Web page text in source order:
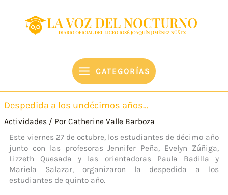
contenido
CATEGORÍAS
Despedida a los undécimos años…
Actividades / PorCatherine Valle Barboza
Este viernes 27 de octubre, los estudiantes de décimo año
junto con las profesoras Jennifer Peña, Evelyn Zúñiga,
Lizzeth Quesada y las orientadoras Paula Badilla y
Mariela Salazar, organizaron la despedida a los
estudiantes de quinto año.